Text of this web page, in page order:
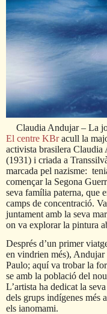
Claudia Andujar – La
El centre KBracull la
activista brasilera Claudia
(1931) i criada a
marcada pel nazisme:
començar la Segona
seva família paterna, que
camps de concentració.
juntament amb la seva
on va explorar la pintura
Després d’un primer
en vindrien més), Andujar
Paulo; aquí va trobar la
se amb la població del
L’artista ha dedicat la
dels grups indígenes més
els ianomami.